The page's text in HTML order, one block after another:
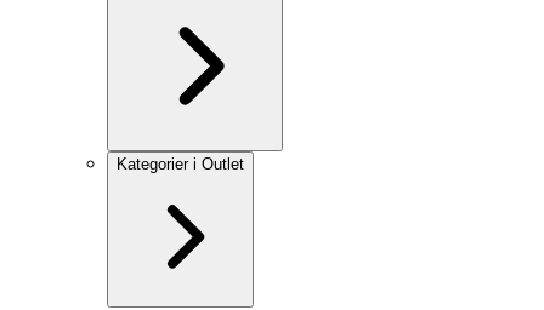
Kategorier i Outlet